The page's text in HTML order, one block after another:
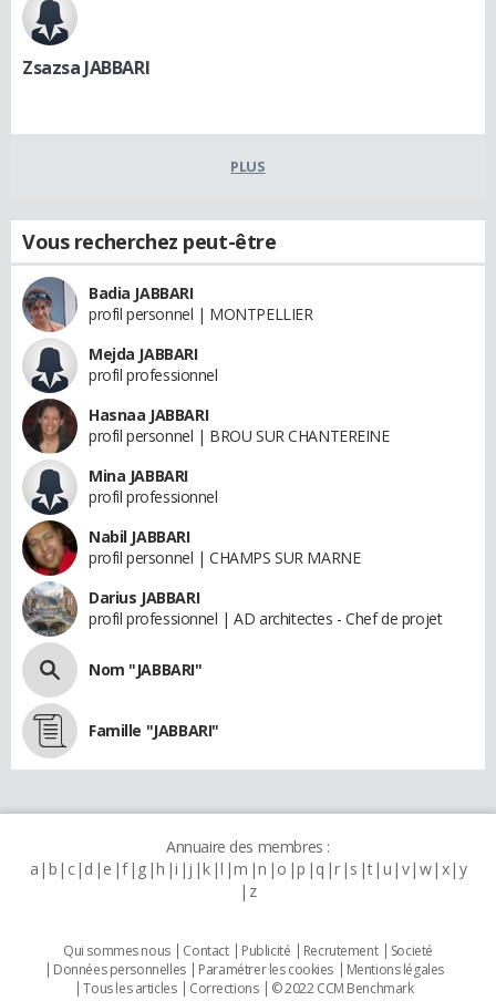
Zsazsa JABBARI
PLUS
Vous recherchez peut-être
Badia JABBARI
profil personnel | MONTPELLIER
Mejda JABBARI
profil professionnel
Hasnaa JABBARI
profil personnel | BROU SUR CHANTEREINE
Mina JABBARI
profil professionnel
Nabil JABBARI
profil personnel | CHAMPS SUR MARNE
Darius JABBARI
profil professionnel | AD architectes - Chef de projet
Nom "JABBARI"
Famille "JABBARI"
Annuaire des membres :
a b c d e f g h i j k l m n o p q r s t u v w x y
z
Qui sommes nous Contact Publicité Recrutement
Societé
Données personnelles
Paramétrer les cookies
Mentions légales
Tous les articles
Corrections © 2022 CCM Benchmark